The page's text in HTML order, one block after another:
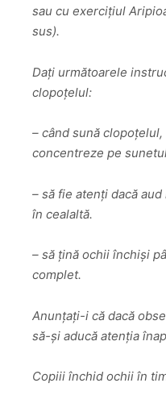
sau cu exercițiul
sus).
Dați următoarele
clopoțelul:
– când sună
concentreze pe
– să fie atenți dacă
în cealaltă.
– să țină ochii închiși
complet.
Anunțați-i că dacă
să-și aducă atenția
Copiii închid ochii în